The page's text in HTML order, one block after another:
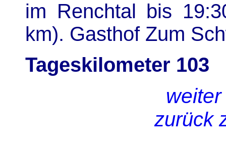
im Renchtal bis
km). Gasthof Zum
Tageskilometer 103
zurück